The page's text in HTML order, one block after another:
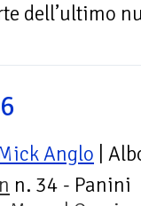
dell’ultimo
Anglo |
n. 34 - Panini